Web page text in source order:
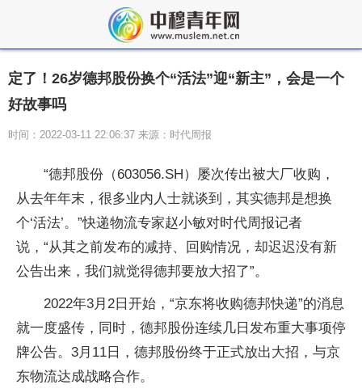
定了！26岁德邦股份换个“活法”迎“新主”，会是一个
好故事吗
时间：2022-03-11 22:06:37 来源：时代周报
“德邦股份（603056.SH）屡次传出被大厂收购，
从去年年末，很多业内人士就谈到，其实德邦是想换
个‘活法’。”快递物流专家赵小敏对时代周报记者
说，“从其之前发布的减持、回购情况，却迟迟没有新
公告出来，我们就觉得德邦要放大招了”。
2022年3月2日开始，“京东将收购德邦快递”的消息
就一度盛传，同时，德邦股份连续几日发布重大事项停
牌公告。3月11日，德邦股份终于正式放出大招，与京
东物流达成战略合作。